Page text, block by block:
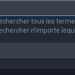
tous les
n’importe